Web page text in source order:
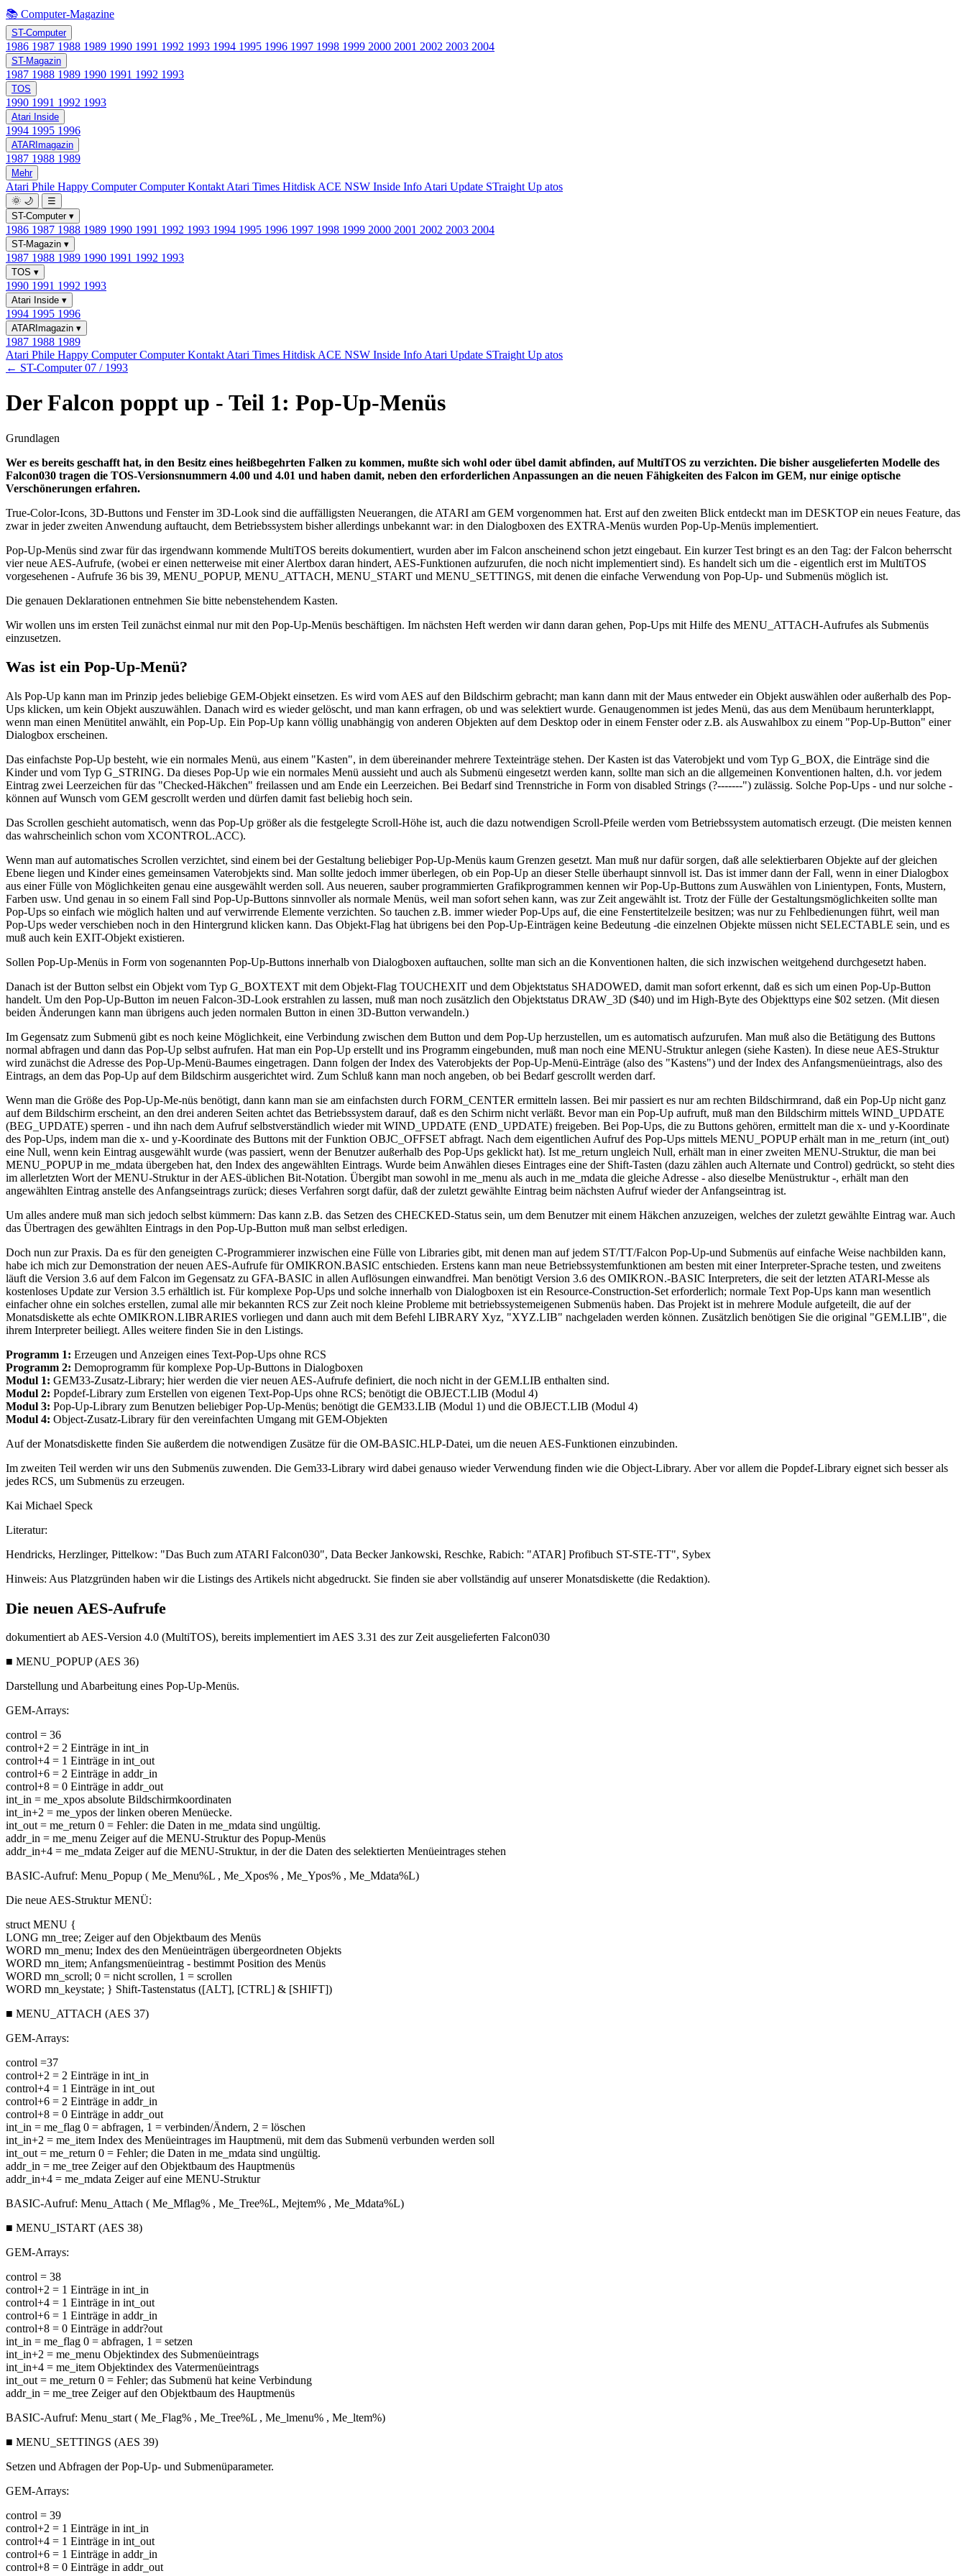
📚 Computer-Magazine
ST-Computer
1986 1987 1988 1989 1990 1991 1992 1993 1994 1995 1996 1997 1998 1999 2000 2001 2002 2003 2004
ST-Magazin
1987 1988 1989 1990 1991 1992 1993
TOS
1990 1991 1992 1993
Atari Inside
1994 1995 1996
ATARImagazin
1987 1988 1989
Mehr
Atari Phile Happy ComputerComputer Kontakt Atari Times Hitdisk ACE NSW Inside Info Atari Update STraight Up atos
🌞 🌙
☰
ST-Computer ▾
1986 1987 1988 1989 1990 1991 1992 1993 1994 1995 1996 1997 1998 1999 2000 2001 2002 2003 2004
ST-Magazin ▾
1987 1988 1989 1990 1991 1992 1993
TOS ▾
1990 1991 1992 1993
Atari Inside ▾
1994 1995 1996
ATARImagazin ▾
1987 1988 1989
Atari Phile Happy ComputerComputer Kontakt Atari Times Hitdisk ACE NSW Inside Info Atari Update STraight Up atos
← ST-Computer 07 / 1993
Der Falcon poppt up - Teil 1: Pop-Up-Menüs
Grundlagen
Wer es bereits geschafft hat, in den Besitz eines heißbegehrten Falken zu kommen, mußte sich wohl oder übel damit abfinden, auf MultiTOS zu verzichten. Die bisher ausgelieferten Modelle des
Falcon030 tragen die TOS-Versionsnummern 4.00 und 4.01 und haben damit, neben den erforderlichen Anpassungen an die neuen Fähigkeiten des Falcon im GEM, nur einige optische
Verschönerungen erfahren.
True-Color-Icons, 3D-Buttons und Fenster im 3D-Look sind die auffälligsten Neuerangen, die ATARI am GEM vorgenommen hat. Erst auf den zweiten Blick entdeckt man im DESKTOP ein neues Feature, das
zwar in jeder zweiten Anwendung auftaucht, dem Betriebssystem bisher allerdings unbekannt war: in den Dialogboxen des EXTRA-Menüs wurden Pop-Up-Menüs implementiert.
Pop-Up-Menüs sind zwar für das irgendwann kommende MultiTOS bereits dokumentiert, wurden aber im Falcon anscheinend schon jetzt eingebaut. Ein kurzer Test bringt es an den Tag: der Falcon beherrscht
vier neue AES-Aufrufe, (wobei er einen netterweise mit einer Alertbox daran hindert, AES-Funktionen aufzurufen, die noch nicht implementiert sind). Es handelt sich um die - eigentlich erst im MultiTOS
vorgesehenen - Aufrufe 36 bis 39, MENU_POPUP, MENU_ATTACH, MENU_START und MENU_SETTINGS, mit denen die einfache Verwendung von Pop-Up- und Submenüs möglich ist.
Die genauen Deklarationen entnehmen Sie bitte nebenstehendem Kasten.
Wir wollen uns im ersten Teil zunächst einmal nur mit den Pop-Up-Menüs beschäftigen. Im nächsten Heft werden wir dann daran gehen, Pop-Ups mit Hilfe des MENU_ATTACH-Aufrufes als Submenüs
einzusetzen.
Was ist ein Pop-Up-Menü?
Als Pop-Up kann man im Prinzip jedes beliebige GEM-Objekt einsetzen. Es wird vom AES auf den Bildschirm gebracht; man kann dann mit der Maus entweder ein Objekt auswählen oder außerhalb des Pop-
Ups klicken, um kein Objekt auszuwählen. Danach wird es wieder gelöscht, und man kann erfragen, ob und was selektiert wurde. Genaugenommen ist jedes Menü, das aus dem Menübaum herunterklappt,
wenn man einen Menütitel anwählt, ein Pop-Up. Ein Pop-Up kann völlig unabhängig von anderen Objekten auf dem Desktop oder in einem Fenster oder z.B. als Auswahlbox zu einem "Pop-Up-Button" einer
Dialogbox erscheinen.
Das einfachste Pop-Up besteht, wie ein normales Menü, aus einem "Kasten", in dem übereinander mehrere Texteinträge stehen. Der Kasten ist das Vaterobjekt und vom Typ G_BOX, die Einträge sind die
Kinder und vom Typ G_STRING. Da dieses Pop-Up wie ein normales Menü aussieht und auch als Submenü eingesetzt werden kann, sollte man sich an die allgemeinen Konventionen halten, d.h. vor jedem
Eintrag zwei Leerzeichen für das "Checked-Häkchen" freilassen und am Ende ein Leerzeichen. Bei Bedarf sind Trennstriche in Form von disabled Strings (?-------") zulässig. Solche Pop-Ups - und nur solche -
können auf Wunsch vom GEM gescrollt werden und dürfen damit fast beliebig hoch sein.
Das Scrollen geschieht automatisch, wenn das Pop-Up größer als die festgelegte Scroll-Höhe ist, auch die dazu notwendigen Scroll-Pfeile werden vom Betriebssystem automatisch erzeugt. (Die meisten kennen
das wahrscheinlich schon vom XCONTROL.ACC).
Wenn man auf automatisches Scrollen verzichtet, sind einem bei der Gestaltung beliebiger Pop-Up-Menüs kaum Grenzen gesetzt. Man muß nur dafür sorgen, daß alle selektierbaren Objekte auf der gleichen
Ebene liegen und Kinder eines gemeinsamen Vaterobjekts sind. Man sollte jedoch immer überlegen, ob ein Pop-Up an dieser Stelle überhaupt sinnvoll ist. Das ist immer dann der Fall, wenn in einer Dialogbox
aus einer Fülle von Möglichkeiten genau eine ausgewählt werden soll. Aus neueren, sauber programmierten Grafikprogrammen kennen wir Pop-Up-Buttons zum Auswählen von Linientypen, Fonts, Mustern,
Farben usw. Und genau in so einem Fall sind Pop-Up-Buttons sinnvoller als normale Menüs, weil man sofort sehen kann, was zur Zeit angewählt ist. Trotz der Fülle der Gestaltungsmöglichkeiten sollte man
Pop-Ups so einfach wie möglich halten und auf verwirrende Elemente verzichten. So tauchen z.B. immer wieder Pop-Ups auf, die eine Fenstertitelzeile besitzen; was nur zu Fehlbedienungen führt, weil man
Pop-Ups weder verschieben noch in den Hintergrund klicken kann. Das Objekt-Flag hat übrigens bei den Pop-Up-Einträgen keine Bedeutung -die einzelnen Objekte müssen nicht SELECTABLE sein, und es
muß auch kein EXIT-Objekt existieren.
Sollen Pop-Up-Menüs in Form von sogenannten Pop-Up-Buttons innerhalb von Dialogboxen auftauchen, sollte man sich an die Konventionen halten, die sich inzwischen weitgehend durchgesetzt haben.
Danach ist der Button selbst ein Objekt vom Typ G_BOXTEXT mit dem Objekt-Flag TOUCHEXIT und dem Objektstatus SHADOWED, damit man sofort erkennt, daß es sich um einen Pop-Up-Button
handelt. Um den Pop-Up-Button im neuen Falcon-3D-Look erstrahlen zu lassen, muß man noch zusätzlich den Objektstatus DRAW_3D ($40) und im High-Byte des Objekttyps eine $02 setzen. (Mit diesen
beiden Änderungen kann man übrigens auch jeden normalen Button in einen 3D-Button verwandeln.)
Im Gegensatz zum Submenü gibt es noch keine Möglichkeit, eine Verbindung zwischen dem Button und dem Pop-Up herzustellen, um es automatisch aufzurufen. Man muß also die Betätigung des Buttons
normal abfragen und dann das Pop-Up selbst aufrufen. Hat man ein Pop-Up erstellt und ins Programm eingebunden, muß man noch eine MENU-Struktur anlegen (siehe Kasten). In diese neue AES-Struktur
wird zunächst die Adresse des Pop-Up-Menü-Baumes eingetragen. Dann folgen der Index des Vaterobjekts der Pop-Up-Menü-Einträge (also des "Kastens") und der Index des Anfangsmenüeintrags, also des
Eintrags, an dem das Pop-Up auf dem Bildschirm ausgerichtet wird. Zum Schluß kann man noch angeben, ob bei Bedarf gescrollt werden darf.
Wenn man die Größe des Pop-Up-Me-nüs benötigt, dann kann man sie am einfachsten durch FORM_CENTER ermitteln lassen. Bei mir passiert es nur am rechten Bildschirmrand, daß ein Pop-Up nicht ganz
auf dem Bildschirm erscheint, an den drei anderen Seiten achtet das Betriebssystem darauf, daß es den Schirm nicht verläßt. Bevor man ein Pop-Up aufruft, muß man den Bildschirm mittels WIND_UPDATE
(BEG_UPDATE) sperren - und ihn nach dem Aufruf selbstverständlich wieder mit WIND_UPDATE (END_UPDATE) freigeben. Bei Pop-Ups, die zu Buttons gehören, ermittelt man die x- und y-Koordinate
des Pop-Ups, indem man die x- und y-Koordinate des Buttons mit der Funktion OBJC_OFFSET abfragt. Nach dem eigentlichen Aufruf des Pop-Ups mittels MENU_POPUP erhält man in me_return (int_out)
eine Null, wenn kein Eintrag ausgewählt wurde (was passiert, wenn der Benutzer außerhalb des Pop-Ups geklickt hat). Ist me_return ungleich Null, erhält man in einer zweiten MENU-Struktur, die man bei
MENU_POPUP in me_mdata übergeben hat, den Index des angewählten Eintrags. Wurde beim Anwählen dieses Eintrages eine der Shift-Tasten (dazu zählen auch Alternate und Control) gedrückt, so steht dies
im allerletzten Wort der MENU-Struktur in der AES-üblichen Bit-Notation. Übergibt man sowohl in me_menu als auch in me_mdata die gleiche Adresse - also dieselbe Menüstruktur -, erhält man den
angewählten Eintrag anstelle des Anfangseintrags zurück; dieses Verfahren sorgt dafür, daß der zuletzt gewählte Eintrag beim nächsten Aufruf wieder der Anfangseintrag ist.
Um alles andere muß man sich jedoch selbst kümmern: Das kann z.B. das Setzen des CHECKED-Status sein, um dem Benutzer mit einem Häkchen anzuzeigen, welches der zuletzt gewählte Eintrag war. Auch
das Übertragen des gewählten Eintrags in den Pop-Up-Button muß man selbst erledigen.
Doch nun zur Praxis. Da es für den geneigten C-Programmierer inzwischen eine Fülle von Libraries gibt, mit denen man auf jedem ST/TT/Falcon Pop-Up-und Submenüs auf einfache Weise nachbilden kann,
habe ich mich zur Demonstration der neuen AES-Aufrufe für OMIKRON.BASIC entschieden. Erstens kann man neue Betriebssystemfunktionen am besten mit einer Interpreter-Sprache testen, und zweitens
läuft die Version 3.6 auf dem Falcon im Gegensatz zu GFA-BASIC in allen Auflösungen einwandfrei. Man benötigt Version 3.6 des OMIKRON.-BASIC Interpreters, die seit der letzten ATARI-Messe als
kostenloses Update zur Version 3.5 erhältlich ist. Für komplexe Pop-Ups und solche innerhalb von Dialogboxen ist ein Resource-Construction-Set erforderlich; normale Text Pop-Ups kann man wesentlich
einfacher ohne ein solches erstellen, zumal alle mir bekannten RCS zur Zeit noch kleine Probleme mit betriebssystemeigenen Submenüs haben. Das Projekt ist in mehrere Module aufgeteilt, die auf der
Monatsdiskette als echte OMIKRON.LIBRARIES vorliegen und dann auch mit dem Befehl LIBRARY Xyz, "XYZ.LIB" nachgeladen werden können. Zusätzlich benötigen Sie die original "GEM.LIB", die
ihrem Interpreter beiliegt. Alles weitere finden Sie in den Listings.
Programm 1: Erzeugen und Anzeigen eines Text-Pop-Ups ohne RCS
Programm 2: Demoprogramm für komplexe Pop-Up-Buttons in Dialogboxen
Modul 1: GEM33-Zusatz-Library; hier werden die vier neuen AES-Aufrufe definiert, die noch nicht in der GEM.LIB enthalten sind.
Modul 2: Popdef-Library zum Erstellen von eigenen Text-Pop-Ups ohne RCS; benötigt die OBJECT.LIB (Modul 4)
Modul 3: Pop-Up-Library zum Benutzen beliebiger Pop-Up-Menüs; benötigt die GEM33.LIB (Modul 1) und die OBJECT.LIB (Modul 4)
Modul 4: Object-Zusatz-Library für den vereinfachten Umgang mit GEM-Objekten
Auf der Monatsdiskette finden Sie außerdem die notwendigen Zusätze für die OM-BASIC.HLP-Datei, um die neuen AES-Funktionen einzubinden.
Im zweiten Teil werden wir uns den Submenüs zuwenden. Die Gem33-Library wird dabei genauso wieder Verwendung finden wie die Object-Library. Aber vor allem die Popdef-Library eignet sich besser als
jedes RCS, um Submenüs zu erzeugen.
Kai Michael Speck
Literatur:
Hendricks, Herzlinger, Pittelkow: "Das Buch zum ATARI Falcon030", Data Becker Jankowski, Reschke, Rabich: "ATAR] Profibuch ST-STE-TT", Sybex
Hinweis: Aus Platzgründen haben wir die Listings des Artikels nicht abgedruckt. Sie finden sie aber vollständig auf unserer Monatsdiskette (die Redaktion).
Die neuen AES-Aufrufe
dokumentiert ab AES-Version 4.0 (MultiTOS), bereits implementiert im AES 3.31 des zur Zeit ausgelieferten Falcon030
■ MENU_POPUP (AES 36)
Darstellung und Abarbeitung eines Pop-Up-Menüs.
GEM-Arrays:
control = 36
control+2 = 2 Einträge in int_in
control+4 = 1 Einträge in int_out
control+6 = 2 Einträge in addr_in
control+8 = 0 Einträge in addr_out
int_in = me_xpos absolute Bildschirmkoordinaten
int_in+2 = me_ypos der linken oberen Menüecke.
int_out = me_return 0 = Fehler: die Daten in me_mdata sind ungültig.
addr_in = me_menu Zeiger auf die MENU-Struktur des Popup-Menüs
addr_in+4 = me_mdata Zeiger auf die MENU-Struktur, in der die Daten des selektierten Menüeintrages stehen
BASIC-Aufruf: Menu_Popup ( Me_Menu%L , Me_Xpos% , Me_Ypos% , Me_Mdata%L)
Die neue AES-Struktur MENÜ:
struct MENU {
LONG mn_tree; Zeiger auf den Objektbaum des Menüs
WORD mn_menu; Index des den Menüeinträgen übergeordneten Objekts
WORD mn_item; Anfangsmenüeintrag - bestimmt Position des Menüs
WORD mn_scroll; 0 = nicht scrollen, 1 = scrollen
WORD mn_keystate; } Shift-Tastenstatus ([ALT], [CTRL] & [SHIFT])
■ MENU_ATTACH (AES 37)
GEM-Arrays:
control =37
control+2 = 2 Einträge in int_in
control+4 = 1 Einträge in int_out
control+6 = 2 Einträge in addr_in
control+8 = 0 Einträge in addr_out
int_in = me_flag 0 = abfragen, 1 = verbinden/Ändern, 2 = löschen
int_in+2 = me_item Index des Menüeintrages im Hauptmenü, mit dem das Submenü verbunden werden soll
int_out = me_return 0 = Fehler; die Daten in me_mdata sind ungültig.
addr_in = me_tree Zeiger auf den Objektbaum des Hauptmenüs
addr_in+4 = me_mdata Zeiger auf eine MENU-Struktur
BASIC-Aufruf: Menu_Attach ( Me_Mflag% , Me_Tree%L, Mejtem% , Me_Mdata%L)
■ MENU_ISTART (AES 38)
GEM-Arrays:
control = 38
control+2 = 1 Einträge in int_in
control+4 = 1 Einträge in int_out
control+6 = 1 Einträge in addr_in
control+8 = 0 Einträge in addr?out
int_in = me_flag 0 = abfragen, 1 = setzen
int_in+2 = me_menu Objektindex des Submenüeintrags
int_in+4 = me_item Objektindex des Vatermenüeintrags
int_out = me_return 0 = Fehler; das Submenü hat keine Verbindung
addr_in = me_tree Zeiger auf den Objektbaum des Hauptmenüs
BASIC-Aufruf: Menu_start ( Me_Flag% , Me_Tree%L , Me_lmenu% , Me_ltem%)
■ MENU_SETTINGS (AES 39)
Setzen und Abfragen der Pop-Up- und Submenüparameter.
GEM-Arrays:
control = 39
control+2 = 1 Einträge in int_in
control+4 = 1 Einträge in int_out
control+6 = 1 Einträge in addr_in
control+8 = 0 Einträge in addr_out